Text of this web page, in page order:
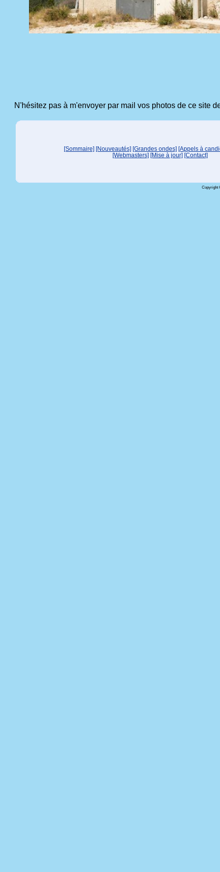
N'hésitez pas à m'envoyer par mail vos photos de ce site
[Sommaire] [Nouveautés] [Grandes ondes] [Appels à
[Webmasters] [Mise à jour] [Contact]
Copyright